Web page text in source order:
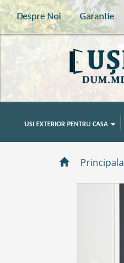
Despre Noi Garantie
USI EXTERIOR PENTRU CASA
Principala